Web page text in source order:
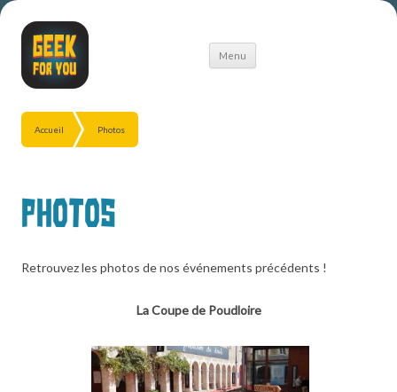
Menu
Aller
Accueil Photos
Photos
Retrouvez les photos de nos événements précédents !
La Coupe de Poudloire